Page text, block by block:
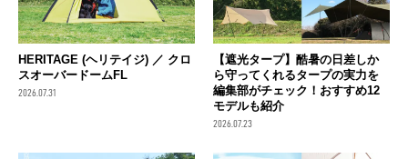
HERITAGE (ヘリテイジ) ／ クロ
スオーバードームFL
2026.07.31
【遮光タープ】酷暑の日差しか
ら守ってくれるタープの実力を
編集部がチェック！おすすめ12
モデルも紹介
2026.07.23